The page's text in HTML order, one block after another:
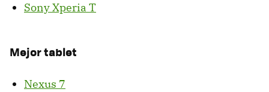
Sony Xperia T
Mejor tablet
Nexus 7